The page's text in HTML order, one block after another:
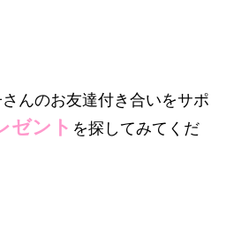
んのお友達付き合いをサポ
ゼント を探してみてくだ